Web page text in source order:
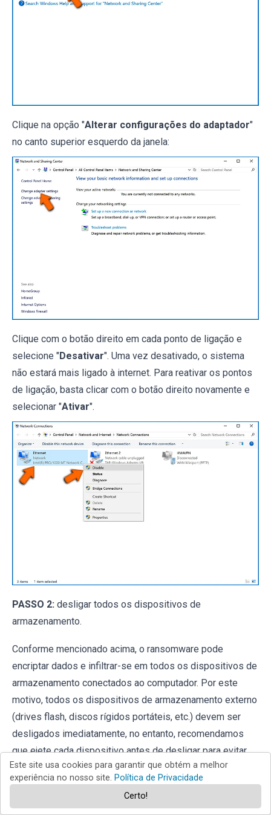
Clique na opção "Alterar configurações do adaptador"
no canto superior esquerdo da janela:
Clique com o botão direito em cada ponto de ligação e
selecione "Desativar". Uma vez desativado, o sistema
não estará mais ligado à internet. Para reativar os pontos
de ligação, basta clicar com o botão direito novamente e
selecionar "Ativar".
PASSO 2: desligar todos os dispositivos de
armazenamento.
Conforme mencionado acima, o ransomware pode
encriptar dados e infiltrar-se em todos os dispositivos de
armazenamento conectados ao computador. Por este
motivo, todos os dispositivos de armazenamento externo
(drives flash, discos rígidos portáteis, etc.) devem ser
desligados imediatamente, no entanto, recomendamos
que ejete cada dispositivo antes de desligar para evitar
corrupção de dados:
O Meu Computador
direito em cada dispositivo desligado e selecione
Este site usa cookies para garantir que obtém a melhor
experiência no nosso site. Política de Privacidade
Certo!